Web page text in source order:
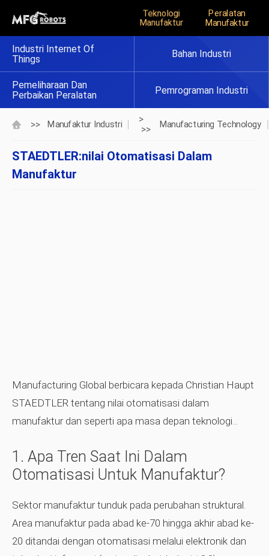
Teknologi
Manufaktur
Peralatan
Manufaktur
Industri Internet Of
Things
Bahan Industri
Pemeliharaan Dan
Perbaikan Peralatan
Pemrograman Industri
>> Manufaktur Industri
>
>>
Manufacturing Technology
STAEDTLER:nilai Otomatisasi Dalam
Manufaktur
Manufacturing Global berbicara kepada Christian Haupt
STAEDTLER tentang nilai otomatisasi dalam
manufaktur dan seperti apa masa depan teknologi...
1. Apa Tren Saat Ini Dalam
Otomatisasi Untuk Manufaktur?
Sektor manufaktur tunduk pada perubahan struktural.
Area manufaktur pada abad ke-70 hingga akhir abad ke-
20 ditandai dengan otomatisasi melalui elektronik dan